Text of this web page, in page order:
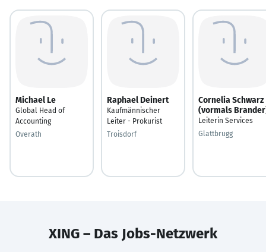
Michael Le
Global Head of
Accounting
Overath
Raphael Deinert
Kaufmännischer
Leiter - Prokurist
Troisdorf
Cornelia Schwarz
(vormals
Leiterin Services
Glattbrugg
XING – Das Jobs-Netzwerk